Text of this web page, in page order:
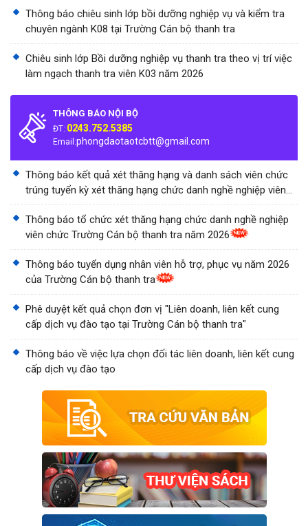
Thông báo chiêu sinh lớp bồi dưỡng nghiệp vụ và kiểm tra
chuyên ngành K08 tại Trường Cán bộ thanh tra
Chiêu sinh lớp Bồi dưỡng nghiệp vụ thanh tra theo vị trí việc
làm ngạch thanh tra viên K03 năm 2026
THÔNG BÁO NỘI BỘ
ĐT: 0243.752.5385
Email:phongdaotaotcbtt@gmail.com
Thông báo kết quả xét thăng hạng và danh sách viên chức
trúng tuyển kỳ xét thăng hạng chức danh nghề nghiệp viên
chức Trường Cán bộ thanh tra năm 2026
Thông báo tổ chức xét thăng hạng chức danh nghề nghiệp
viên chức Trường Cán bộ thanh tra năm 2026
Thông báo tuyển dụng nhân viên hỗ trợ, phục vụ năm 2026
của Trường Cán bộ thanh tra
Phê duyệt kết quả chọn đơn vị "Liên doanh, liên kết cung
cấp dịch vụ đào tạo tại Trường Cán bộ thanh tra"
Thông báo về việc lựa chọn đối tác liên doanh, liên kết cung
cấp dịch vụ đào tạo